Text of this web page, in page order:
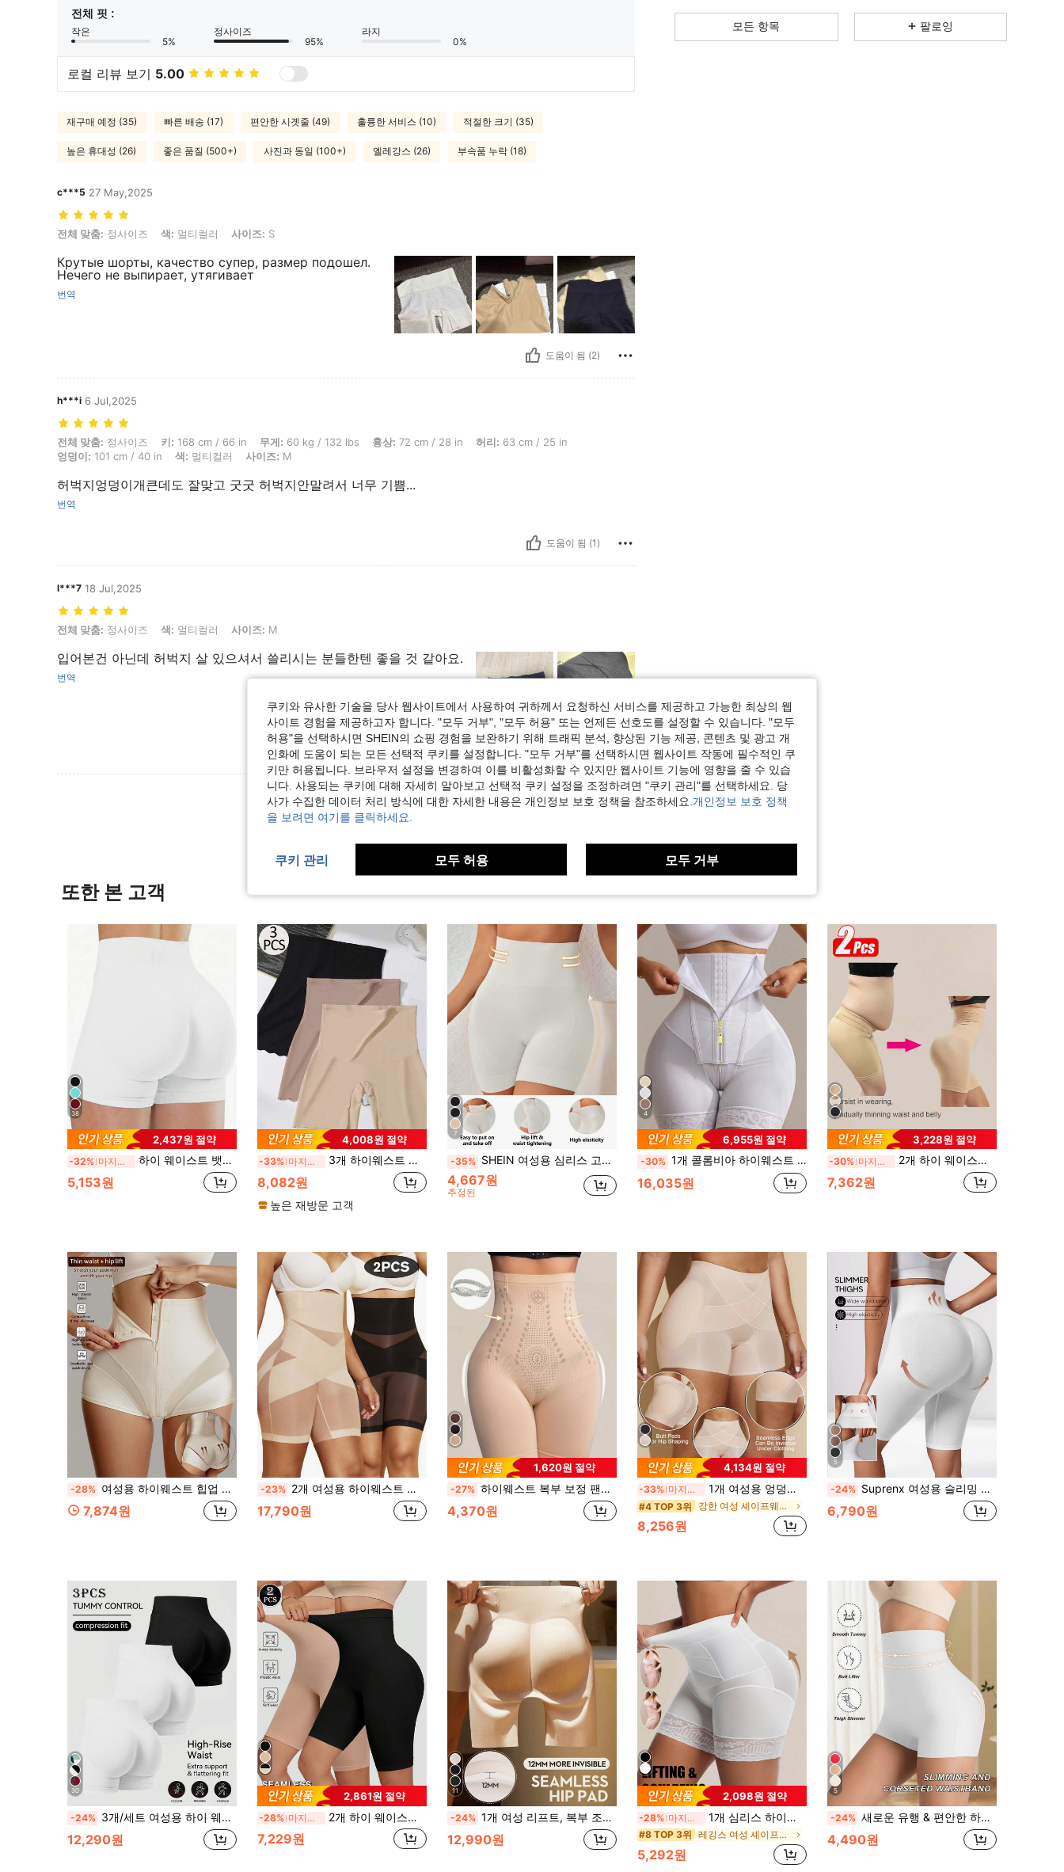
전체 핏 :
작은
5%
정사이즈
95%
라지
0%
로컬 리뷰 보기 5.00
재구매 예정 (35) 빠른 배송 (17) 편안한 시곗줄 (49) 훌륭한 서비스 (10) 적절한 크기 (35)
높은 휴대성 (26) 좋은 품질 (500+) 사진과 동일 (100+) 엘레강스 (26) 부속품 누락 (18)
c***5 27 May,2025
전체 맞춤: 정사이즈, 색: 멀티컬러, 사이즈: S
전체 맞춤: 정사이즈 색: 멀티컬러 사이즈: S
Крутые шорты, качество супер, размер подошел.
Нечего не выпирает, утягивает
번역
도움이 됨 (2)
h***i 6 Jul,2025
전체 맞춤: 정사이즈, 키: 168 cm / 66 in, 무게: 60 kg / 132 lbs, 흉상: 72 cm / 28 in, 허리: 63 cm / 25 in, 엉덩이: 101 cm / 40 in, 색: 멀티컬러, 사이즈: M
전체 맞춤: 정사이즈 키: 168 cm / 66 in 무게: 60 kg / 132 lbs 흉상: 72 cm / 28 in 허리: 63 cm / 25 in
엉덩이: 101 cm / 40 in 색: 멀티컬러 사이즈: M
허벅지엉덩이개큰데도 잘맞고 굿굿 허벅지안말려서 너무 기쁨...
번역
도움이 됨 (1)
l***7 18 Jul,2025
전체 맞춤: 정사이즈, 색: 멀티컬러, 사이즈: M
전체 맞춤: 정사이즈 색: 멀티컬러 사이즈: M
입어본건 아닌데 허벅지 살 있으셔서 쓸리시는 분들한텐 좋을 것 같아요.
번역
도움이 됨 (1)
리뷰 더 보기
모든 항목 팔로잉
또한 본 고객
38
2,437원 절약
-32% 마지막 2일 하이 웨이스트 뱃살 보정 반바지, 히든 리프트 스키니 반바지, 사이클링 반바지 (커브 버전), 여성용 보이쇼츠 팬티, 허리 코르셋 벨트, 플러스 사이즈 커브 반바지, 블랙 반바지, 스키니 반바지, 운동 반바지
5,153원
4,008원 절약
-33% 마지막 2일 3개 하이웨스트 이음새 없는 슴픔 shorts, 출산 후 체형 슬리밍 배 컨트롤 shapewear 팬티
8,082원
높은 재방문 고객
7
-35% SHEIN 여성용 심리스 고허리 복부조절 브리프 언더웨어, 통기성 안전 팬티, 쉐이프웨어 브리프 (1개)
4,667원
추정된
4
6,955원 절약
-30% 1개 콜롬비아 하이웨스트 쉐이핑 반바지, 복부 조절 쉐이핑 팬티, 엉덩이 리프팅 슬리밍 레그 지퍼 엉덩이 강화, 압박 쉐이핑 팬츠
16,035원
3,228원 절약
-30% 마지막 2일 2개 하이 웨이스트 트레이너 바디 셰이퍼 쇼츠 하의 복부 컨트롤 팬티 슬리밍 쉬스 플랫 벨리 엉덩이 리프터 팬티 셰이프웨어 심리스 속옷
7,362원
-28% 여성용 하이웨스트 힙업 프론트 지퍼 버튼 복부 보정 심리스 쉐이핑 바디 스컬프팅 허리 보정 편안한 통기성 얇은 속옷
7,874원
-23% 2개 여성용 하이웨스트 크리스크로스 복부 조절 심리스 엉덩이 리프팅 팬츠 플랫 벨리 쉐이핑 슬리밍 팬츠 언더웨어 란제리 브리프 웨이스트 트레이너
17,790원
1,620원 절약
-27% 하이웨스트 복부 보정 팬티 웨이스트 트레이너 숏츠 하의 슬리밍 셰이프 힙업 브리프 팬티 숏츠 여성 셰이프웨어 속옷, 아름다운 실루엣
4,370원
4,134원 절약
-33% 마지막 2일 1개 여성용 엉덩이 리프팅 & 쉐이핑 패딩 심리스 허리 신처 쇼츠, 쉐이프웨어 속옷
#4 TOP 3위 강한 여성 셰이프웨어 바텀
8,256원
5
-24% Suprenx 여성용 슬리밍 쉐이핑 반바지, 복부 제어, 엉덩이 리프팅, 세미 시어
6,790원
30
-24% 3개/세트 여성용 하이 웨이스트 리프팅 타이트 피팅 3/4 레깅스, 요가/피트니스/러닝 쇼츠, 피치 리프팅 액티브웨어 쇼츠, 슬리밍 쇼츠
12,290원
2,861원 절약
-28% 마지막 2일 2개 하이 웨이스트 심리스 쉐이핑 브리프, 여성용 타이트 허리 리프팅 엉덩이 보이지 않는 레깅스
7,229원
11
-24% 1개 여성 리프트, 복부 조절, 엉덩이 리프팅 쉐이프웨어, 마이크로 조각 디자인, 이음새 없는 두꺼운 엉덩이, 자연스럽게 들어올려진 엉덩이 만들기, 여성 쉐이핑 팬츠
12,990원
2,098원 절약
-28% 마지막 2일 1개 심리스 하이웨스트 쉐이핑 팬티 여성용 슬리밍 복부 컨트롤 웨이스트 트레이너 바디 쉐이퍼 쉐이프웨어 팬티 여성 속옷 힙 리프터, 그녀를 위한
#8 TOP 3위 레깅스 여성 셰이프웨어 바텀
5,292원
5
-24% 새로운 유행 & 편안한 하이 웨이스트 쉐이핑 심리스 배 컨트롤 팬티, 여성용 엉덩이 리프팅 슬리밍 반바지
4,490원
쿠키와 유사한 기술을 당사 웹사이트에서 사용하여 귀하께서 요청하신 서비스를 제공하고 가능한 최상의 웹
사이트 경험을 제공하고자 합니다. "모두 거부", "모두 허용" 또는 언제든 선호도를 설정할 수 있습니다. "모두
허용"을 선택하시면 SHEIN의 쇼핑 경험을 보완하기 위해 트래픽 분석, 향상된 기능 제공, 콘텐츠 및 광고 개
인화에 도움이 되는 모든 선택적 쿠키를 설정합니다. "모두 거부"를 선택하시면 웹사이트 작동에 필수적인 쿠
키만 허용됩니다. 브라우저 설정을 변경하여 이를 비활성화할 수 있지만 웹사이트 기능에 영향을 줄 수 있습
니다. 사용되는 쿠키에 대해 자세히 알아보고 선택적 쿠키 설정을 조정하려면 "쿠키 관리"를 선택하세요. 당
사가 수집한 데이터 처리 방식에 대한 자세한 내용은 개인정보 보호 정책을 참조하세요. 개인정보 보호 정책
을 보려면 여기를 클릭하세요.
쿠키 관리 모두 허용 모두 거부